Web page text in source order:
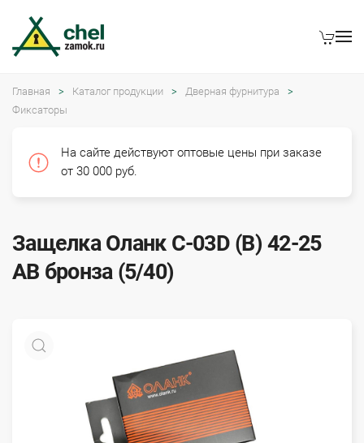
Главная Каталог продукции
Дверная фурнитура
Фиксаторы
На сайте действуют оптовые цены при заказе
от 30 000 руб.
Защелка Оланк C-03D (B) 42-25
AB бронза (5/40)